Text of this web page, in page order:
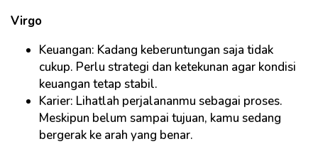
Virgo
Keuangan: Kadang keberuntungan saja tidak
cukup. Perlu strategi dan ketekunan agar kondisi
keuangan tetap stabil.
Karier: Lihatlah perjalananmu sebagai proses.
Meskipun belum sampai tujuan, kamu sedang
bergerak ke arah yang benar.